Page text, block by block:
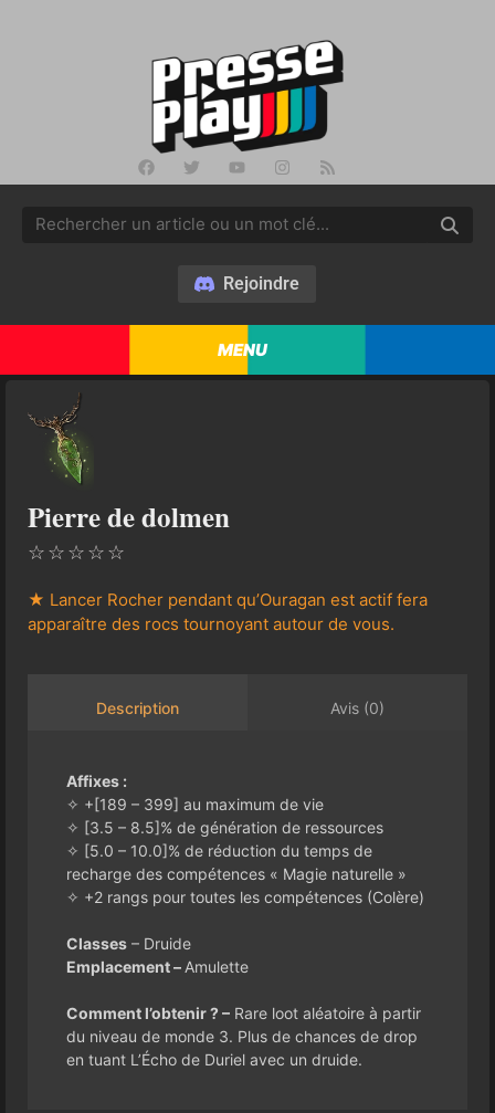
Rejoindre
MENU
Pierre de dolmen
☆ ☆ ☆ ☆ ☆
★ Lancer Rocher pendant qu’Ouragan est actif fera
apparaître des rocs tournoyant autour de vous.
Description Avis (0)
Affixes :
✧ +[189 – 399] au maximum de vie
✧ [3.5 – 8.5]% de génération de ressources
✧ [5.0 – 10.0]% de réduction du temps de
recharge des compétences « Magie naturelle »
✧ +2 rangs pour toutes les compétences (Colère)
Classes – Druide
Emplacement – Amulette
Comment l’obtenir ? – Rare loot aléatoire à partir
du niveau de monde 3. Plus de chances de drop
en tuant L’Écho de Duriel avec un druide.